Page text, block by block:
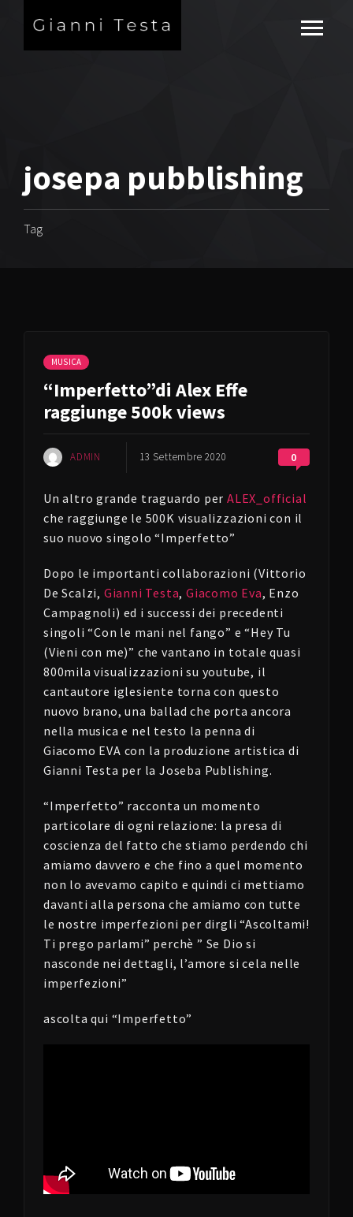
josepa pubblishing
Tag
MUSICA
“Imperfetto”di Alex Effe
raggiunge 500k views
ADMIN 13 Settembre 2020 0
Un altro grande traguardo perALEX_official
che raggiunge le 500K visualizzazioni con il
suo nuovo singolo “Imperfetto”
Dopo le importanti collaborazioni (Vittorio
De Scalzi, Gianni Testa,Giacomo Eva, Enzo
Campagnoli) ed i successi dei precedenti
singoli “Con le mani nel fango” e “Hey Tu
(Vieni con me)” che vantano in totale quasi
800mila visualizzazioni su youtube, il
cantautore iglesiente torna con questo
nuovo brano, una balladche porta ancora
nella musica e nel testo la penna di
Giacomo EVA con la produzione artistica di
Gianni Testa per la Joseba Publishing.
“Imperfetto” racconta un momento
particolare di ogni relazione: la presa di
coscienza del fatto che stiamo perdendo chi
amiamo davvero e che fino a quel momento
non lo avevamo capito e quindi ci mettiamo
davanti alla persona che amiamo con tutte
le nostre imperfezioni per dirgli “Ascoltami!
Ti prego parlami” perchè ” Se Dio si
nasconde nei dettagli, l’amore si cela nelle
imperfezioni”
ascolta qui “Imperfetto”